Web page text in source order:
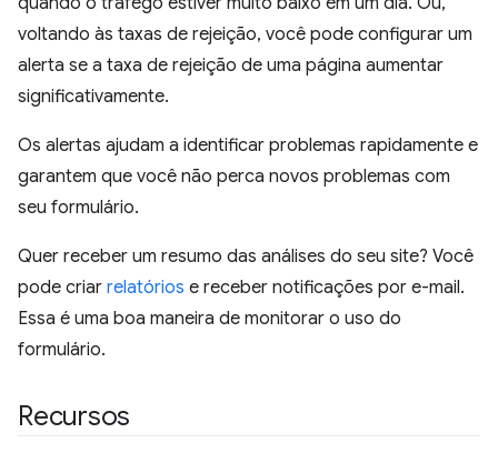
voltando às taxas de rejeição, você pode configurar um
alerta se a taxa de rejeição de uma página aumentar
significativamente.
Os alertas ajudam a identificar problemas rapidamente e
garantem que você não perca novos problemas com
seu formulário.
Quer receber um resumo das análises do seu site? Você
pode criar relatórios e receber notificações por e-mail.
Essa é uma boa maneira de monitorar o uso do
formulário.
Recursos